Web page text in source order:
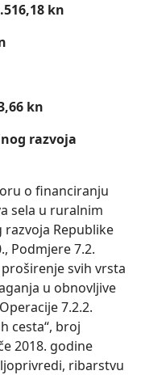
kn
kn
razvoja
o financiranju
sela u ruralnim
Republike
Podmjere 7.2.
svih vrsta
u obnovljive
7.2.2.
cesta“, broj
2018. godine
ribarstvu